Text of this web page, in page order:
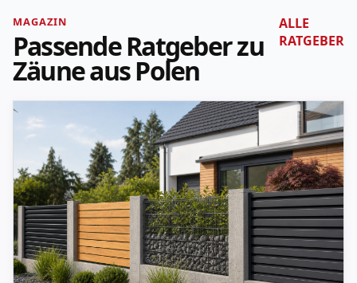
MAGAZIN
Passende Ratgeber zu
Zäune aus Polen
ALLE
RATGEBER